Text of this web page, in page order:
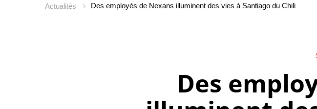
Actualités Des employés de Nexans illuminent des vies à Santiago du Chili
Des